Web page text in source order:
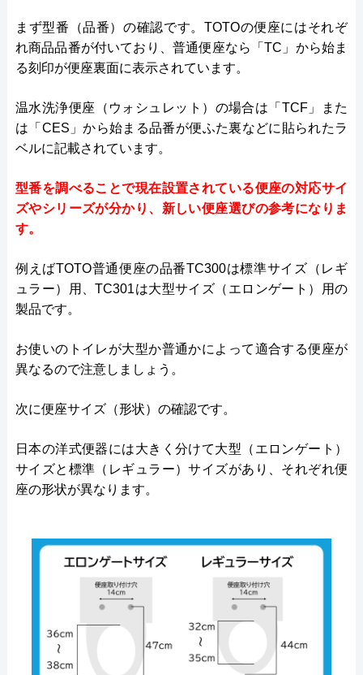
まず型番（品番）の確認です。TOTOの便座にはそれぞ
れ商品品番が付いており、普通便座なら「TC」から始ま
る刻印が便座裏面に表示されています。
温水洗浄便座（ウォシュレット）の場合は「TCF」また
は「CES」から始まる品番が便ふた裏などに貼られたラ
ベルに記載されています。
型番を調べることで現在設置されている便座の対応サイ
ズやシリーズが分かり、新しい便座選びの参考になりま
す。
例えばTOTO普通便座の品番TC300は標準サイズ（レギ
ュラー）用、TC301は大型サイズ（エロンゲート）用の
製品です。
お使いのトイレが大型か普通かによって適合する便座が
異なるので注意しましょう。
次に便座サイズ（形状）の確認です。
日本の洋式便器には大きく分けて大型（エロンゲート）
サイズと標準（レギュラー）サイズがあり、それぞれ便
座の形状が異なります。